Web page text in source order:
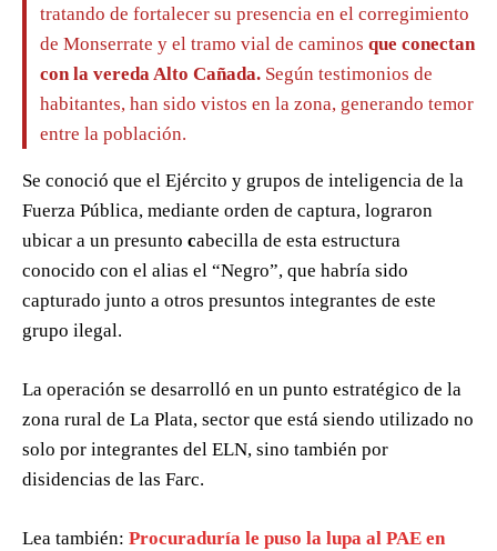
tratando de fortalecer su presencia en el corregimiento
de Monserrate y el tramo vial de caminos que conectan
con la vereda Alto Cañada. Según testimonios de
habitantes, han sido vistos en la zona, generando temor
entre la población.
Se conoció que el Ejército y grupos de inteligencia de la
Fuerza Pública, mediante orden de captura, lograron
ubicar a un presunto cabecilla de esta estructura
conocido con el alias el “Negro”, que habría sido
capturado junto a otros presuntos integrantes de este
grupo ilegal.
La operación se desarrolló en un punto estratégico de la
zona rural de La Plata, sector que está siendo utilizado no
solo por integrantes del ELN, sino también por
disidencias de las Farc.
Lea también: Procuraduría le puso la lupa al PAE en